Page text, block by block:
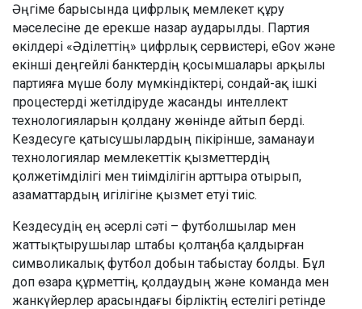
Әңгіме барысында цифрлық мемлекет құру
мәселесіне де ерекше назар аударылды. Партия
өкілдері «Әділеттің» цифрлық сервистері, eGov және
екінші деңгейлі банктердің қосымшалары арқылы
партияға мүше болу мүмкіндіктері, сондай-ақ ішкі
процестерді жетілдіруде жасанды интеллект
технологияларын қолдану жөнінде айтып берді.
Кездесуге қатысушылардың пікірінше, заманауи
технологиялар мемлекеттік қызметтердің
қолжетімділігі мен тиімділігін арттыра отырып,
азаматтардың игілігіне қызмет етуі тиіс.
Кездесудің ең әсерлі сәті – футболшылар мен
жаттықтырушылар штабы қолтаңба қалдырған
символикалық футбол добын табыстау болды. Бұл
доп өзара құрметтің, қолдаудың және команда мен
жанкүйерлер арасындағы бірліктің естелігі ретінде